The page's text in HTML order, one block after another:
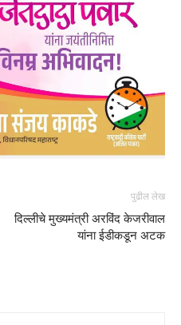
पुढील लेख
दिल्लीचे मुख्यमंत्री अरविंद केजरीवाल
यांना ईडीकडून अटक